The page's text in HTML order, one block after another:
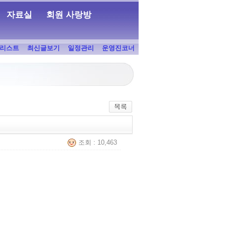
자료실 회원 사랑방
스트 최신글보기 일정관리 운영진코너
조회 : 10,463